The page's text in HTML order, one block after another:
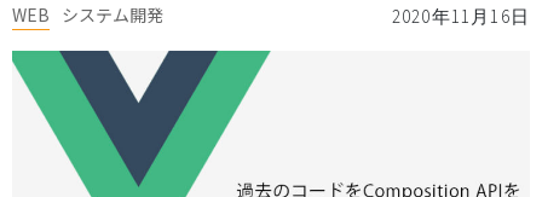
2020年11月16日
WEB システム開発